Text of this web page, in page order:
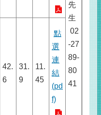
先
生
02
-27
89-
80
41
42.
6
31.
9
11.
45
點
選
連
結
(pd
f)